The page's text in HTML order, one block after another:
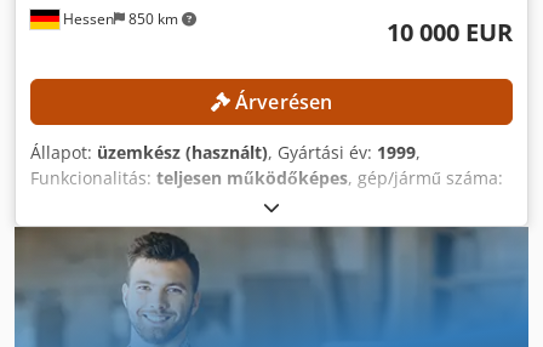
Hessen 850 km 10 000 EUR
Árverésen
Állapot: üzemkész (használt), Gyártási év: 1999,
Funkcionalitás: teljesen működőképes, gép/jármű száma:
, esztergálási átmérő a keresztcsúszka felett:
mm, orsófordulatszám (max.):5 000 ford/min, gyors
előtolás X-tengely:30 m/min
, vezérlő modell: Mazatrol PC Fusion CNC 640T
Nincs minimális ár – garantált eladás a legmagasabb
ajánlatra! MŰSZAKI ADATOK Munka terület Forgás átmérő,